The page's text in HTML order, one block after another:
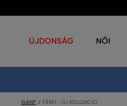
ÚJDONSÁG NŐI
GANT FÉRFI - ÚJ KOLLEKCIÓ